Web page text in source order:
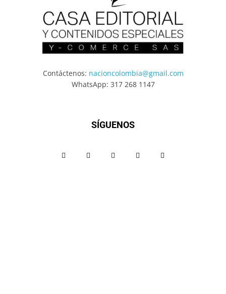
Contáctenos: nacioncolombia@gmail.com
WhatsApp: 317 268 1147
SÍGUENOS